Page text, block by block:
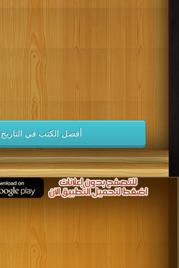
كتب 1992
كتب 1990
كتب 1989 كتب 1988
كتب 1984
كتب 1980
كتب 1978
كتب 1977 كتب 1976
كتب 1974
كتب 1973 كتب 1972
كتب 1970
كتب 1969 كتب 1968
كتب 1966
كتب 1965 كتب 1964
كتب 1962
كتب 1961 كتب 1960
كتب 1957
كتب 1952
أفضل الكتب في التاريخ